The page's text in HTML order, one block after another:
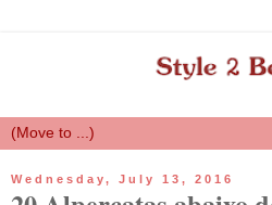
Wednesday, July 13, 2016